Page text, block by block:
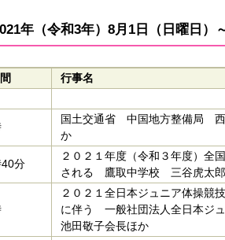
年（令和3年）8月1日（日曜日）
行事名
国土交通省 中国地方整備局
か
分
２０２１年度（令和３年度）全
される 鷹取中学校 三谷虎太
２０２１全日本ジュニア体操競
に伴う 一般社団法人全日本ジ
池田敬子会長ほか